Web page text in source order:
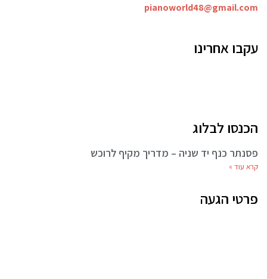
pianoworld48@gmail.com
עקבו אחרינו
הכנסו לבלוג
פסנתר כנף יד שניה – מדריך מקיף לרוכש
קרא עוד »
פרטי הגעה